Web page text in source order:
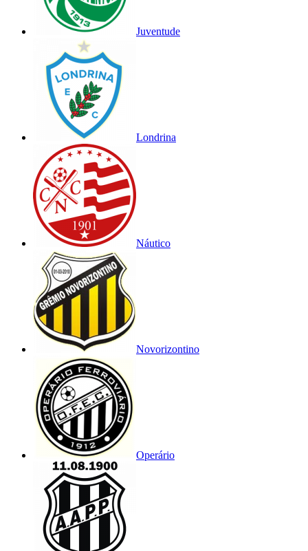
Juventude
Londrina
Náutico
Novorizontino
Operário